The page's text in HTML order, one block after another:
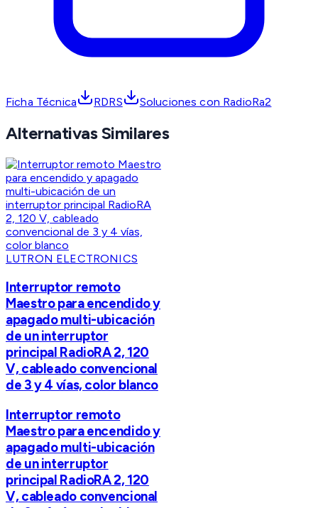
Ficha Técnica RDRS Soluciones con RadioRa2
Alternativas Similares
LUTRON ELECTRONICS
Interruptor remoto
Maestro para encendido y
apagado multi-ubicación
de un interruptor
principal RadioRA 2, 120
V, cableado convencional
de 3 y 4 vías, color blanco
Interruptor remoto
Maestro para encendido y
apagado multi-ubicación
de un interruptor
principal RadioRA 2, 120
V, cableado convencional